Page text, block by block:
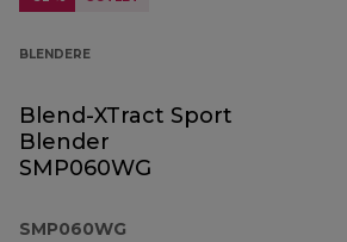
BLENDERE
Blend-XTract Sport
Blender
SMP060WG
SMP060WG